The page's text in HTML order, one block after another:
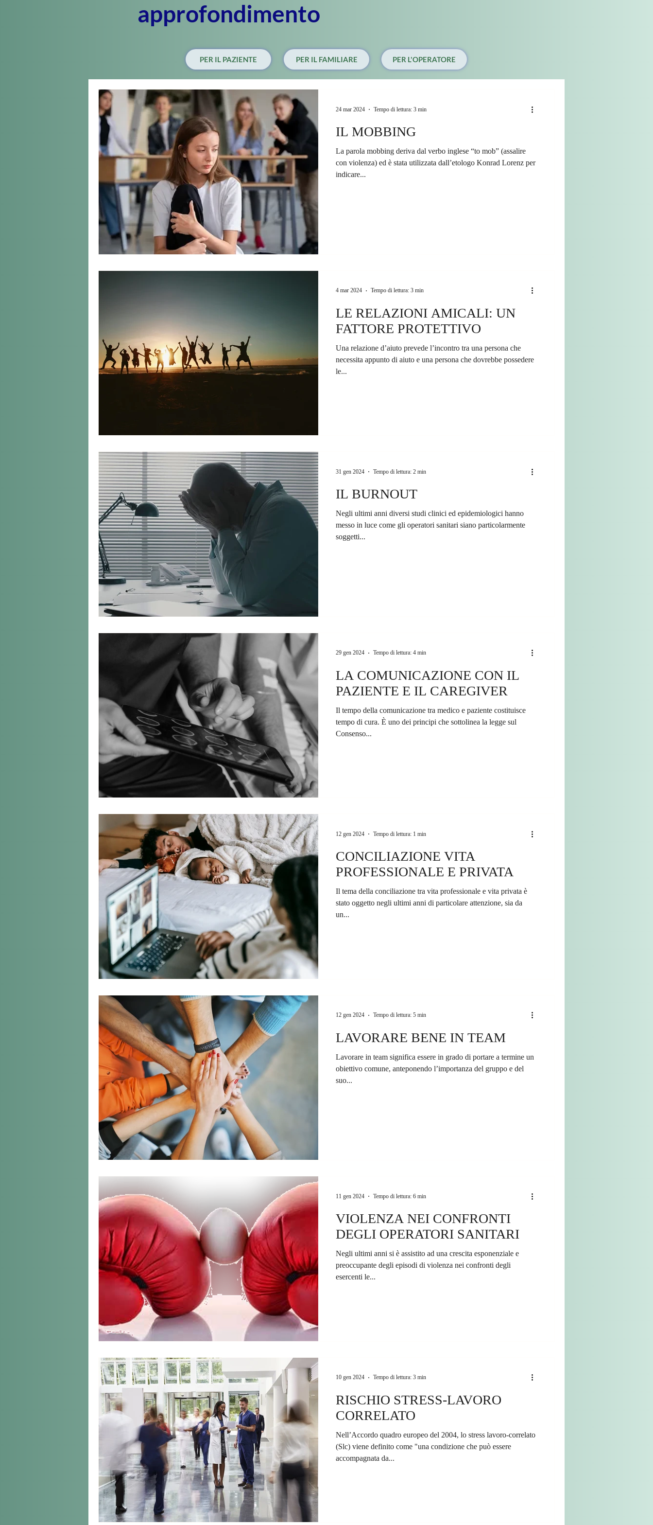
approfondimento
PER IL PAZIENTE PER IL FAMILIARE PER L'OPERATORE
IL MOBBING
La parola mobbing deriva dal verbo inglese “to mob” (assalire
con violenza) ed è stata utilizzata dall’etologo Konrad Lorenz per
indicare...
24 mar 2024 Tempo di lettura: 3 min
LE RELAZIONI AMICALI: UN
FATTORE PROTETTIVO
Una relazione d’aiuto prevede l’incontro tra una persona che
necessita appunto di aiuto e una persona che dovrebbe possedere
le...
4 mar 2024 Tempo di lettura: 3 min
IL BURNOUT
Negli ultimi anni diversi studi clinici ed epidemiologici hanno
messo in luce come gli operatori sanitari siano particolarmente
soggetti...
31 gen 2024 Tempo di lettura: 2 min
LA COMUNICAZIONE CON IL
PAZIENTE E IL CAREGIVER
Il tempo della comunicazione tra medico e paziente costituisce
tempo di cura. È uno dei principi che sottolinea la legge sul
Consenso...
29 gen 2024 Tempo di lettura: 4 min
CONCILIAZIONE VITA
PROFESSIONALE E PRIVATA
Il tema della conciliazione tra vita professionale e vita privata è
stato oggetto negli ultimi anni di particolare attenzione, sia da
un...
12 gen 2024 Tempo di lettura: 1 min
LAVORARE BENE IN TEAM
Lavorare in team significa essere in grado di portare a termine un
obiettivo comune, anteponendo l’importanza del gruppo e del
suo...
12 gen 2024 Tempo di lettura: 5 min
VIOLENZA NEI CONFRONTI
DEGLI OPERATORI SANITARI
Negli ultimi anni si è assistito ad una crescita esponenziale e
preoccupante degli episodi di violenza nei confronti degli
esercenti le...
11 gen 2024 Tempo di lettura: 6 min
RISCHIO STRESS-LAVORO
CORRELATO
Nell’Accordo quadro europeo del 2004, lo stress lavoro-correlato
(Slc) viene definito come "una condizione che può essere
accompagnata da...
10 gen 2024 Tempo di lettura: 3 min